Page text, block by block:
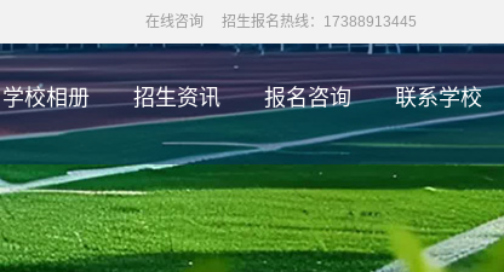
在线咨询 招生报名热线：17388913445
学校相册 招生资讯 报名咨询 联系学校